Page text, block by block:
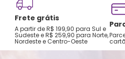
Frete grátis
A partir de R$ 199,90 para Sul e
Sudeste e R$ 259,90 para Norte,
Nordeste e Centro-Oeste